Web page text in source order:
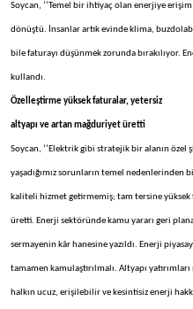
Soycan, ‘’Temel bir ihtiyaç olan enerjiye
dönüştü. İnsanlar artık evinde klima,
bile faturayı düşünmek zorunda bırakılıyor.
kullandı.
Özelleştirme yüksek faturalar, yetersiz
altyapı ve artan mağduriyet üretti
Soycan, ‘’Elektrik gibi stratejik bir alanın
yaşadığımız sorunların temel nedenlerinden
kaliteli hizmet getirmemiş; tam tersine
üretti. Enerji sektöründe kamu yararı geri
sermayenin kâr hanesine yazıldı. Enerji
tamamen kamulaştırılmalı. Altyapı
halkın ucuz, erişilebilir ve kesintisiz enerji